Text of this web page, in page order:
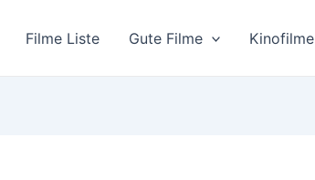
Filme Liste Gute Filme Kinofilme